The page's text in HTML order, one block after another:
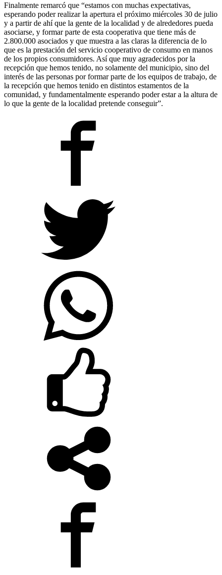
Finalmente remarcó que “estamos con muchas expectativas,
esperando poder realizar la apertura el próximo miércoles 30 de julio
y a partir de ahí que la gente de la localidad y de alrededores pueda
asociarse, y formar parte de esta cooperativa que tiene más de
2.800.000 asociados y que muestra a las claras la diferencia de lo
que es la prestación del servicio cooperativo de consumo en manos
de los propios consumidores. Así que muy agradecidos por la
recepción que hemos tenido, no solamente del municipio, sino del
interés de las personas por formar parte de los equipos de trabajo, de
la recepción que hemos tenido en distintos estamentos de la
comunidad, y fundamentalmente esperando poder estar a la altura de
lo que la gente de la localidad pretende conseguir”.